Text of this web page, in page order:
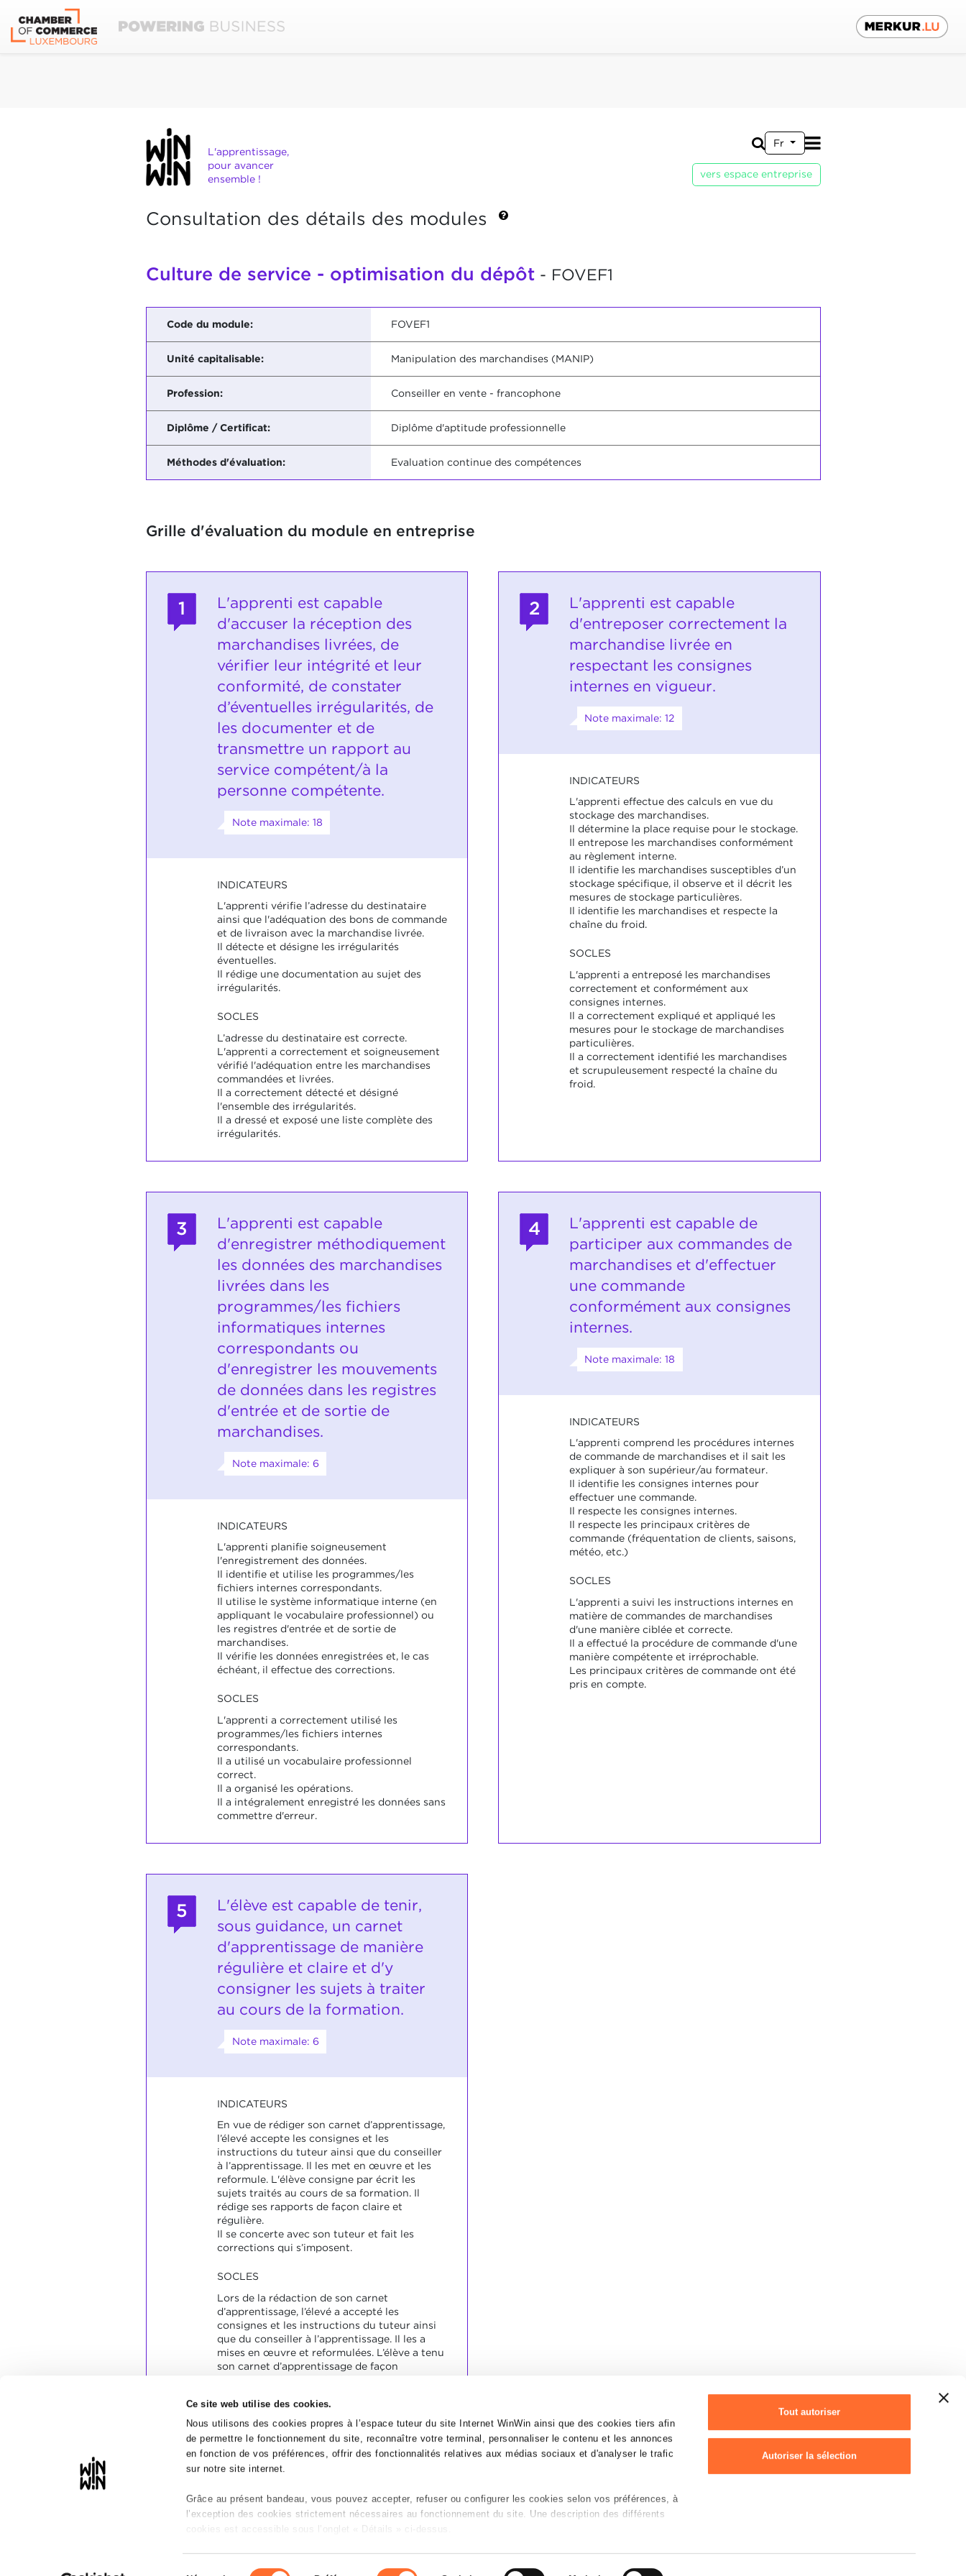
Ce site web utilise des cookies.
Nous utilisons des cookies propres à l’espace tuteur du site Internet WinWin ainsi que des cookies tiers afin
de permettre le fonctionnement du site, reconnaître votre terminal, personnaliser le contenu et les annonces
en fonction de vos préférences, offrir des fonctionnalités relatives aux médias sociaux et d'analyser le trafic
sur notre site internet.
Grâce au présent bandeau, vous pouvez accepter, refuser ou configurer les cookies selon vos préférences, à
l’exception des cookies strictement nécessaires au fonctionnement du site. Une description des différents
Tout autoriser
Autoriser la sélection
L'apprentissage,
pour avancer
ensemble !
Fr
vers espace entreprise
Consultation des détails des modules
Culture de service - optimisation du dépôt- FOVEF1
Code du module: FOVEF1
Unité capitalisable: Manipulation des marchandises (MANIP)
Profession: Conseiller en vente - francophone
Diplôme / Certificat: Diplôme d'aptitude professionnelle
Méthodes d'évaluation: Evaluation continue des compétences
Grille d'évaluation du module en entreprise
1
L'apprenti est capable
d'accuser la réception des
marchandises livrées, de
vérifier leur intégrité et leur
conformité, de constater
d’éventuelles irrégularités, de
les documenter et de
transmettre un rapport au
service compétent/à la
personne compétente.
Note maximale: 18
INDICATEURS
L'apprenti vérifie l’adresse du destinataire
ainsi que l'adéquation des bons de commande
et de livraison avec la marchandise livrée.
Il détecte et désigne les irrégularités
éventuelles.
Il rédige une documentation au sujet des
irrégularités.
SOCLES
L’adresse du destinataire est correcte.
L'apprenti a correctement et soigneusement
vérifié l'adéquation entre les marchandises
commandées et livrées.
Il a correctement détecté et désigné
l'ensemble des irrégularités.
Il a dressé et exposé une liste complète des
irrégularités.
2
L'apprenti est capable
d'entreposer correctement la
marchandise livrée en
respectant les consignes
internes en vigueur.
Note maximale: 12
INDICATEURS
L'apprenti effectue des calculs en vue du
stockage des marchandises.
Il détermine la place requise pour le stockage.
Il entrepose les marchandises conformément
au règlement interne.
Il identifie les marchandises susceptibles d’un
stockage spécifique, il observe et il décrit les
mesures de stockage particulières.
Il identifie les marchandises et respecte la
chaîne du froid.
SOCLES
L'apprenti a entreposé les marchandises
correctement et conformément aux
consignes internes.
Il a correctement expliqué et appliqué les
mesures pour le stockage de marchandises
particulières.
Il a correctement identifié les marchandises
et scrupuleusement respecté la chaîne du
froid.
3
L'apprenti est capable
d'enregistrer méthodiquement
les données des marchandises
livrées dans les
programmes/les fichiers
informatiques internes
correspondants ou
d'enregistrer les mouvements
de données dans les registres
d'entrée et de sortie de
marchandises.
Note maximale: 6
INDICATEURS
L'apprenti planifie soigneusement
l'enregistrement des données.
Il identifie et utilise les programmes/les
fichiers internes correspondants.
Il utilise le système informatique interne (en
appliquant le vocabulaire professionnel) ou
les registres d'entrée et de sortie de
marchandises.
Il vérifie les données enregistrées et, le cas
échéant, il effectue des corrections.
SOCLES
L'apprenti a correctement utilisé les
programmes/les fichiers internes
correspondants.
Il a utilisé un vocabulaire professionnel
correct.
Il a organisé les opérations.
Il a intégralement enregistré les données sans
commettre d'erreur.
4
L'apprenti est capable de
participer aux commandes de
marchandises et d'effectuer
une commande
conformément aux consignes
internes.
Note maximale: 18
INDICATEURS
L'apprenti comprend les procédures internes
de commande de marchandises et il sait les
expliquer à son supérieur/au formateur.
Il identifie les consignes internes pour
effectuer une commande.
Il respecte les consignes internes.
Il respecte les principaux critères de
commande (fréquentation de clients, saisons,
météo, etc.)
SOCLES
L'apprenti a suivi les instructions internes en
matière de commandes de marchandises
d'une manière ciblée et correcte.
Il a effectué la procédure de commande d'une
manière compétente et irréprochable.
Les principaux critères de commande ont été
pris en compte.
5
L'élève est capable de tenir,
sous guidance, un carnet
d'apprentissage de manière
régulière et claire et d'y
consigner les sujets à traiter
au cours de la formation.
Note maximale: 6
INDICATEURS
En vue de rédiger son carnet d’apprentissage,
l’élevé accepte les consignes et les
instructions du tuteur ainsi que du conseiller
à l’apprentissage. Il les met en œuvre et les
reformule. L'élève consigne par écrit les
sujets traités au cours de sa formation. Il
rédige ses rapports de façon claire et
régulière.
Il se concerte avec son tuteur et fait les
corrections qui s’imposent.
SOCLES
Lors de la rédaction de son carnet
d’apprentissage, l’élevé a accepté les
consignes et les instructions du tuteur ainsi
que du conseiller à l’apprentissage. Il les a
mises en œuvre et reformulées. L’élève a tenu
son carnet d’apprentissage de façon
relatives aux sujets fixés pour les différentes
étapes de formation.
Il a rédigé au moins cinq rapports par
semestre.
Protection des données personnelles